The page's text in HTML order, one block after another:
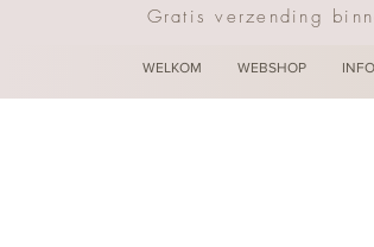
Gratis verzending
WELKOM WEBSHOP